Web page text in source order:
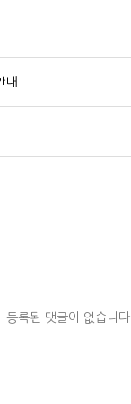
내
등록된 댓글이 없습니다.